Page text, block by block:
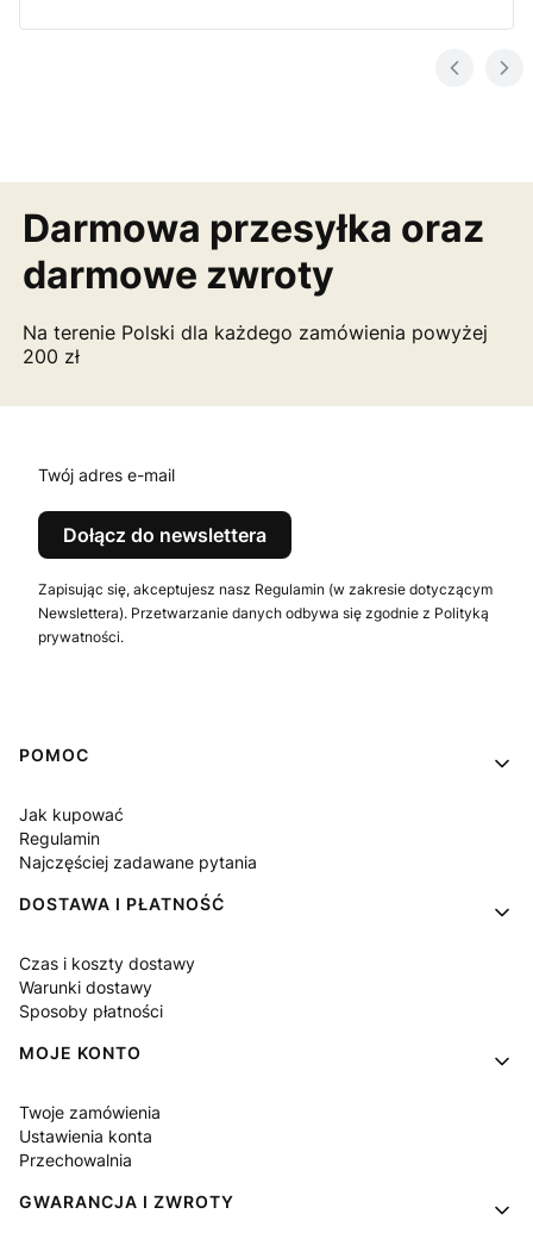
Darmowa przesyłka oraz
darmowe zwroty
Na terenie Polski dla każdego zamówienia powyżej
200 zł
Twój adres e-mail
Dołącz do newslettera
Zapisując się, akceptujesz nasz Regulamin (w zakresie dotyczącym
Newslettera). Przetwarzanie danych odbywa się zgodnie z Polityką
prywatności.
Linki w stopce
POMOC
Jak kupować
Regulamin
Najczęściej zadawane pytania
DOSTAWA I PŁATNOŚĆ
Czas i koszty dostawy
Warunki dostawy
Sposoby płatności
MOJE KONTO
Twoje zamówienia
Ustawienia konta
Przechowalnia
GWARANCJA I ZWROTY